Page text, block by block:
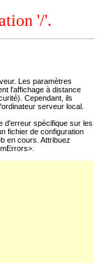
'/'.
Les paramètres
l'affichage à distance
Cependant, ils
serveur local.
d'erreur spécifique sur les
fichier de configuration
en cours. Attribuez